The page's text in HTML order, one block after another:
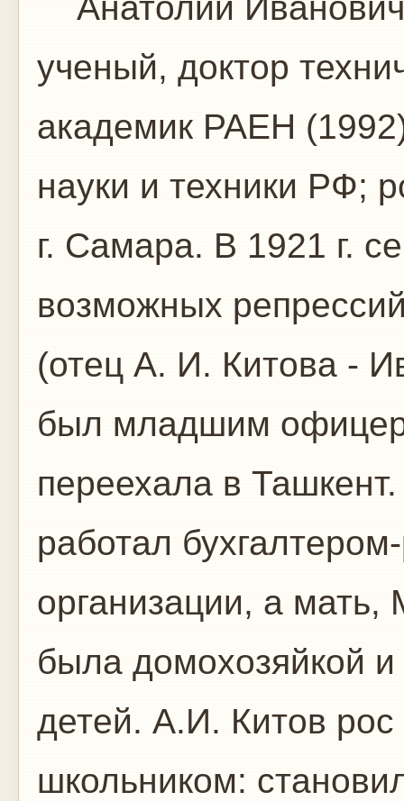
ученый, доктор
академик РАЕН
науки и техники РФ;
г. Самара. В 1921 г.
возможных
(отец А. И. Китова -
был младшим
переехала в
работал
организации, а
была домохозяйкой
детей. А.И. Китов
школьником: